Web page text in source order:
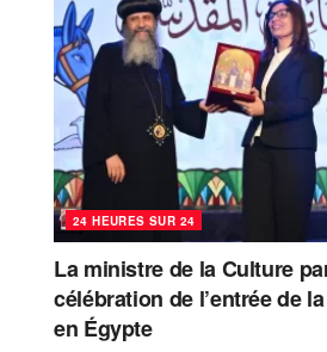
24 HEURES SUR 24
La ministre de la Culture
célébration de l’entrée de
en Égypte